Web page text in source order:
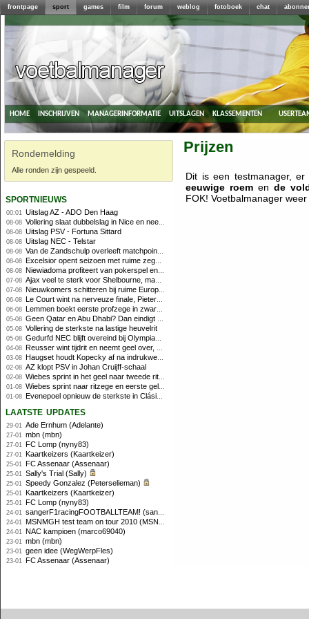
frontpage sport games film forum weblog fotoboek chat
home inschrijven managerinformatie uitslagen klassementen
Rondemelding
Alle ronden zijn gespeeld.
sportnieuws
00:01 Uitslag AZ - ADO Den Haag
08-08 Vollering slaat dubbelslag in Nice en neemt geel over
08-08 Uitslag PSV - Fortuna Sittard
08-08 Uitslag NEC - Telstar
08-08 Van de Zandschulp overleeft matchpoints, ook Griekspoor verder in Montreal
08-08 Excelsior opent seizoen met ruime zege op promovendus Cambuur
08-08 Niewiadoma profiteert van pokerspel en grijpt geel op Ventoux
07-08 Ajax veel te sterk voor Shelbourne, maar houdt schade beperkt
07-08 Nieuwkomers schitteren bij ruime Europese zege FC Twente
06-08 Le Court wint na nerveuze finale, Pieterse derde
06-08 Lemmen boekt eerste profzege in zware Ronde van Polen-rit
05-08 Geen Qatar en Abu Dhabi? Dan eindigt Formule 1-seizoen mogelijk in Europa
05-08 Vollering de sterkste na lastige heuvelrit
05-08 Gedurfd NEC blijft overeind bij Olympiakos
04-08 Reusser wint tijdrit en neemt geel over, Nooijen knap tweede
03-08 Haugset houdt Kopecky af na indrukwekkende solo van 86 kilometer
02-08 AZ klopt PSV in Johan Cruijff-schaal
02-08 Wiebes sprint in het geel naar tweede ritzege
01-08 Wiebes sprint naar ritzege en eerste gele trui in Tour Femmes
01-08 Evenepoel opnieuw de sterkste in Clásica San Sebastián
laatste updates
29-01 Ade Ernhum (Adelante)
27-01 mbn (mbn)
27-01 FC Lomp (nyny83)
27-01 Kaartkeizers (Kaartkeizer)
25-01 FC Assenaar (Assenaar)
25-01 Sally's Trial (Sally)
25-01 Speedy Gonzalez (Peterselieman)
25-01 Kaartkeizers (Kaartkeizer)
25-01 FC Lomp (nyny83)
24-01 sangerF1racingFOOTBALLTEAM! (sanger)
24-01 MSNMGH test team on tour 2010 (MSNMGH)
24-01 NAC kampioen (marco69040)
23-01 mbn (mbn)
23-01 geen idee (WegWerpFles)
23-01 FC Assenaar (Assenaar)
Prijzen
Dit is een testmanager,
eeuwige roem ende
FOK! Voetbalmanager